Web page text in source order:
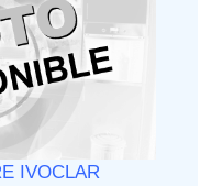
IVOCLAR